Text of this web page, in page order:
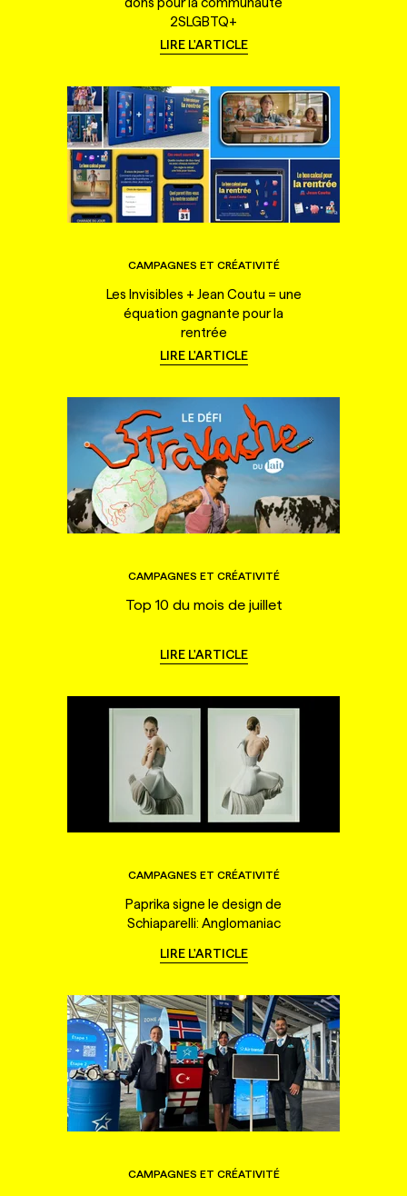
2SLGBTQ+
LIRE L'ARTICLE
CAMPAGNES ET CRÉATIVITÉ
Les Invisibles + Jean Coutu = une
équation gagnante pour la
rentrée
LIRE L'ARTICLE
CAMPAGNES ET CRÉATIVITÉ
Top 10 du mois de juillet
LIRE L'ARTICLE
CAMPAGNES ET CRÉATIVITÉ
Paprika signe le design de
Schiaparelli: Anglomaniac
LIRE L'ARTICLE
CAMPAGNES ET CRÉATIVITÉ